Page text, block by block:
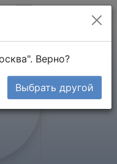
Верно?
Выбрать другой